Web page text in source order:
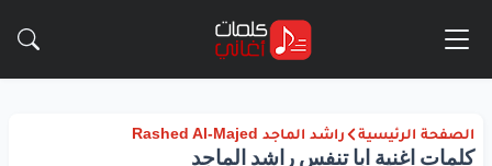
الصفحة الرئيسية راشد الماجد Rashed Al-Majed
كلمات اغنية ابا تنفس راشد الماجد